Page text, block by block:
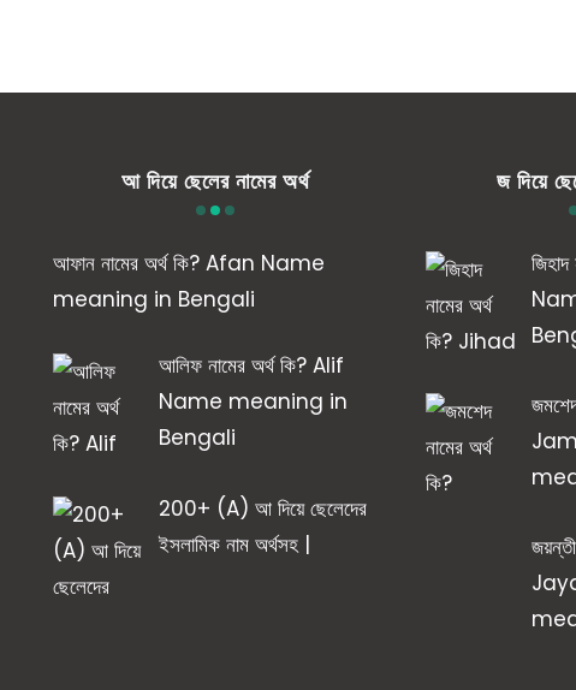
আ দিয়ে ছেলের নামের অর্থ
আফান নামের অর্থ কি? Afan Name
meaning in Bengali
আলিফ নামের অর্থ কি? Alif
Name meaning in
Bengali
200+ (A) আ দিয়ে ছেলেদের
ইসলামিক নাম অর্থসহ |
জ দিয়ে